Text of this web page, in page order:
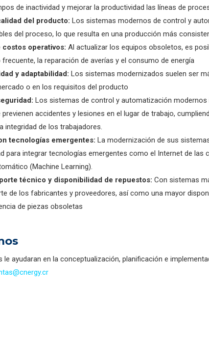
de inactividad y mejorar la productividad las líneas de
del producto: Los sistemas modernos de control y
del proceso, lo que resulta en una producción más
costos operativos: Al actualizar los equipos obsoletos, es
la reparación de averías y el consumo de energía
y adaptabilidad: Los sistemas modernizados suelen ser
o en los requisitos del producto
Los sistemas de control y automatización
previenen accidentes y lesiones en el lugar de trabajo,
integridad de los trabajadores.
tecnologías emergentes: La modernización de sus
para integrar tecnologías emergentes como el Internet de las
(Machine Learning).
técnico y disponibilidad de repuestos: Con sistemas
de los fabricantes y proveedores, así como una mayor
de piezas obsoletas
le ayudaran en la conceptualización, planificación e